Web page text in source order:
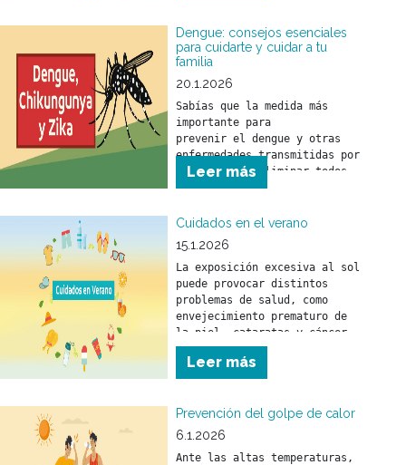
Dengue: consejos esenciales
para cuidarte y cuidar a tu
familia
20.1.2026
Sabías que la medida más
importante para
prevenir el dengue y otras
enfermedades transmitidas por
mosquitos es eliminar todos
los objetos o recipientes que
criaderos.
Leer más
Cuidados en el verano
15.1.2026
La exposición excesiva al sol
puede provocar distintos
problemas de salud, como
envejecimiento prematuro de
la piel, cataratas y cáncer
de piel.
Leer más
Prevención del golpe de calor
6.1.2026
Ante las altas temperaturas,